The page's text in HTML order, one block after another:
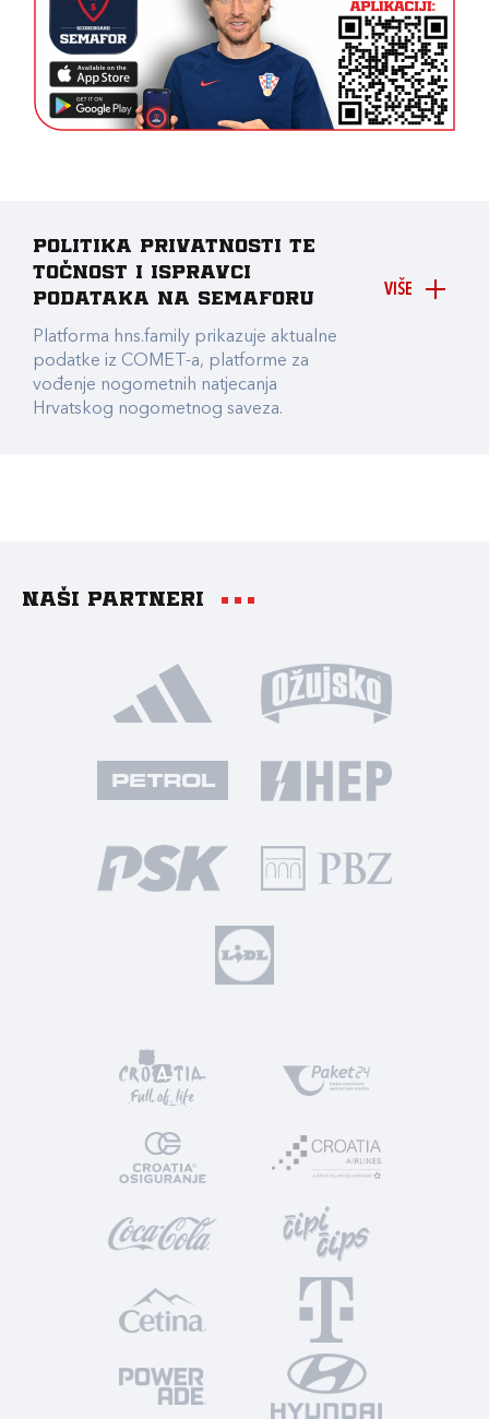
VIŠE
Politika privatnosti te
točnost i ispravci
podataka na Semaforu
Platforma hns.family prikazuje aktualne
podatke iz COMET-a, platforme za
vođenje nogometnih natjecanja
Hrvatskog nogometnog saveza.
Naši partneri